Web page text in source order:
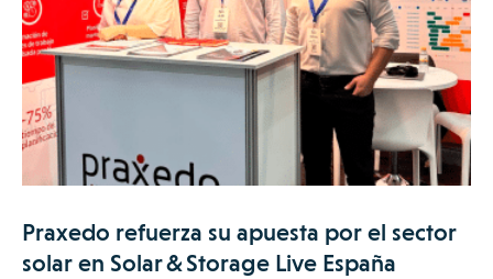
Praxedo refuerza su apuesta por el sector
solar en Solar & Storage Live España